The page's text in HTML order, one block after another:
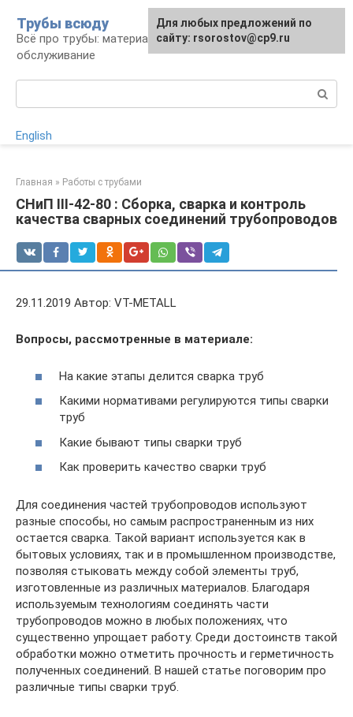
контенту
Трубы всюду
Всё про трубы: материалы, монтаж и
обслуживание
English
Главная » Работы с трубами
СНиП III-42-80 : Сборка, сварка и контроль
качества сварных соединений трубопроводов
29.11.2019 Автор: VT-METALL
Вопросы, рассмотренные в материале:
На какие этапы делится сварка труб
Какими нормативами регулируются типы сварки
труб
Какие бывают типы сварки труб
Как проверить качество сварки труб
Для соединения частей трубопроводов используют
разные способы, но самым распространенным из них
остается сварка. Такой вариант используется как в
бытовых условиях, так и в промышленном производстве,
позволяя стыковать между собой элементы труб,
изготовленные из различных материалов. Благодаря
используемым технологиям соединять части
трубопроводов можно в любых положениях, что
существенно упрощает работу. Среди достоинств такой
обработки можно отметить прочность и герметичность
полученных соединений. В нашей статье поговорим про
различные типы сварки труб.
Для любых предложений по
сайту: rsorostov@cp9.ru